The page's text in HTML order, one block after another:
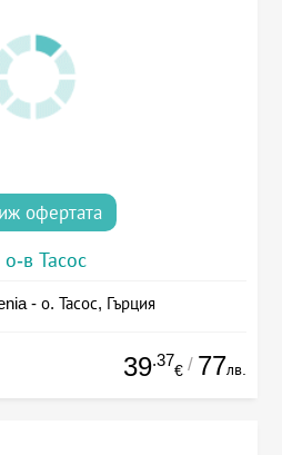
офертата
о-в Тасос
- о. Тасос, Гърция
39.37
€ / 77лв.